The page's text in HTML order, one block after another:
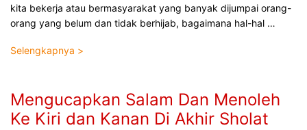
kita bekerja atau bermasyarakat yang banyak dijumpai orang-
orang yang belum dan tidak berhijab, bagaimana hal-hal …
Selengkapnya >
Mengucapkan Salam Dan Menoleh
Ke Kiri dan Kanan Di Akhir Sholat